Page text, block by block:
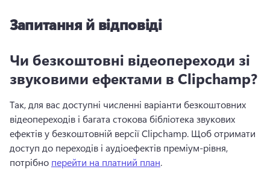
Запитання й відповіді
Чи безкоштовні відеопереходи зі
звуковими ефектами в Clipchamp?
Так, для вас доступні численні варіанти безкоштовних
відеопереходів і багата стокова бібліотека звукових
ефектів у безкоштовній версії Clipchamp. Щоб отримати
доступ до переходів і аудіоефектів преміум-рівня,
потрібно перейти на платний план.